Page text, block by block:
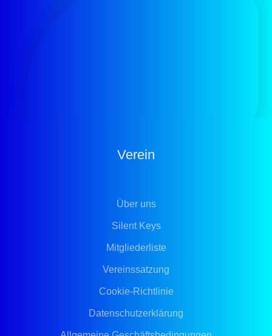
Verein
Über uns
Silent Keys
Mitgliederliste
Vereinssatzung
Cookie-Richtlinie
Datenschutzerklärung